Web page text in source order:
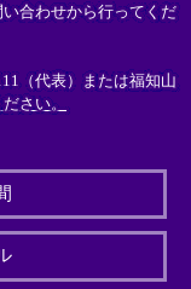
合わせから行ってくだ
（代表）または福知山
さい。